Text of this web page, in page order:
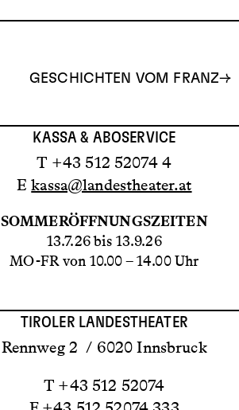
GESCHICHTEN VOM FRANZ
KASSA & ABOSERVICE
T +43 512 52074 4
Ekassa@landestheater.at
SOMMERÖFFNUNGSZEITEN
13.7.26 bis 13.9.26
MO-FR von 10.00 – 14.00 Uhr
TIROLER LANDESTHEATER
Rennweg 2 / 6020 Innsbruck
T +43 512 52074